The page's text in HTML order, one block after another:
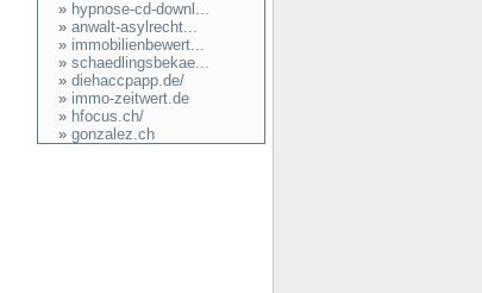
» hypnose-cd-downl...
» anwalt-asylrecht...
» immobilienbewert...
» schaedlingsbekae...
» diehaccpapp.de/
» immo-zeitwert.de
» hfocus.ch/
» gonzalez.ch